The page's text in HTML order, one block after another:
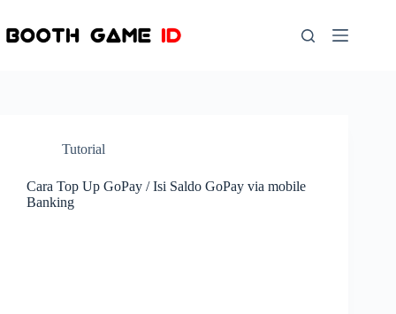
content
Tutorial
Cara Top Up GoPay / Isi Saldo GoPay via mobile
Banking